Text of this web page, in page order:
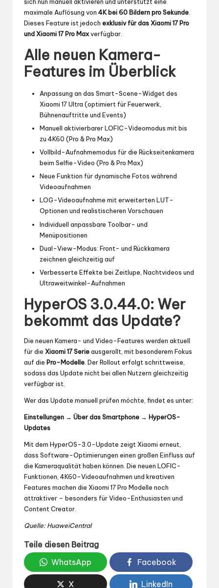
maximale Auflösung von 4K bei 60 Bildern pro Sekunde
Dieses Feature ist jedoch exklusiv für das Xiaomi 17 Pro
und Xiaomi 17 Pro Maxverfügbar.
Alle neuen Kamera-
Features im Überblick
Anpassung an das Smart-Scene-Widget des
Xiaomi 17 Ultra (optimiert für Feuerwerk,
Bühnenauftritte und Events)
Manuell aktivierbarer LOFIC-Videomodus mit bis
zu 4K60 (Pro & Pro Max)
Vollbild-Aufnahmemodus für die Rückseitenkamera
beim Selfie-Video (Pro & Pro Max)
Neue Funktion für dynamische Fotos während
Videoaufnahmen
LOG-Videoaufnahme mit erweiterten LUT-
Optionen und realistischeren Vorschauen
Individuell anpassbare Toolbar- und
Menüpositionen
Dual-View-Modus: Front- und Rückkamera
zeichnen gleichzeitig auf
Verbesserte Effekte bei Zeitlupe, Nachtvideos und
Ultraweitwinkel-Aufnahmen
HyperOS 3.0.44.0: Wer
bekommt das Update?
Die neuen Kamera- und Video-Features werden aktuell
für die Xiaomi 17 Serieausgerollt, mit besonderem Fokus
auf die Pro-Modelle . Der Rollout erfolgt schrittweise,
sodass das Update nicht bei allen Nutzern gleichzeitig
verfügbar ist.
Wer das Update manuell prüfen möchte, findet es unter:
Einstellungen → Über das Smartphone → HyperOS-
Updates
Mit dem HyperOS-3.0-Update zeigt Xiaomi erneut,
dass Software-Optimierungen einen großen Einfluss auf
die Kameraqualität haben können. Die neuen LOFIC-
Funktionen, 4K60-Videoaufnahmen und kreativen
Features machen die Xiaomi 17 Pro Modelle noch
attraktiver – besonders für Video-Enthusiasten und
Content Creator.
Quelle:HuaweiCentral
Teile diesen Beitrag
WhatsApp
Facebook
X LinkedIn